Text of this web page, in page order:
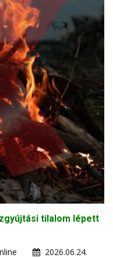
tilalom lépett
2026.06.24.